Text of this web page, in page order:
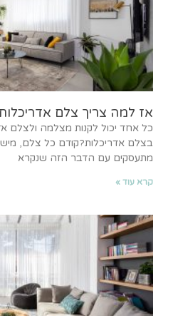
אז למה צריך צלם אדריכלות
כל אחד יכול לקנות מצלמה ולצלם
בצלם אדריכלות?קודם כל צלם,
מתעסקים עם הדבר הזה שנקרא
קרא עוד »